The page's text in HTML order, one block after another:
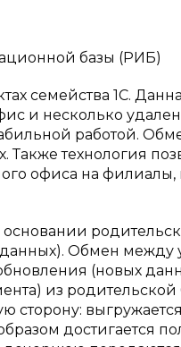
базы (РИБ)
семейства 1С.
и несколько
работой.
технология
офиса на филиалы,
основании
Обмен между
(новых
из
сторону:
достигается